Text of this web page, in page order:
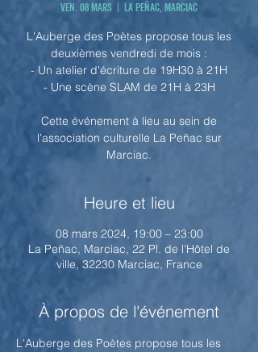
ven. 08 mars La Peñac, Marciac
L'Auberge des Poètes propose tous les
deuxièmes vendredi de mois :
- Un atelier d'écriture de 19H30 à 21H
- Une scène SLAM de 21H à 23H
Cette événement à lieu au sein de
l'association culturelle La Peñac sur
Marciac.
Heure et lieu
08 mars 2024, 19:00 – 23:00
La Peñac, Marciac, 22 Pl. de l'Hôtel de
ville, 32230 Marciac, France
À propos de l'événement
L'Auberge des Poètes propose tous les